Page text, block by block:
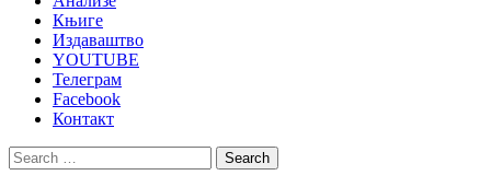
Књиге
Издаваштво
YOUTUBE
Телеграм
Facebook
Контакт
Search
for: